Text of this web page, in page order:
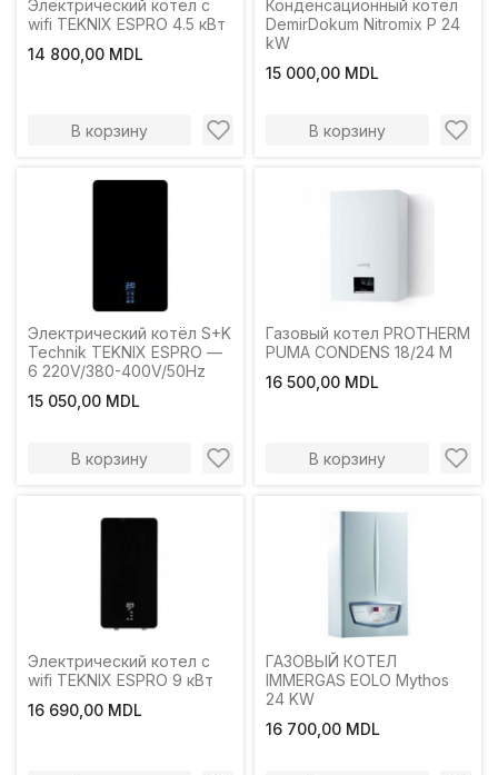
Электрический котел c
wifi TEKNIX ESPRO 4.5 кВт
14 800,00 MDL
В корзину
Конденсационный котел
DemirDokum Nitromix P 24
kW
15 000,00 MDL
В корзину
Электрический котёл S+K
Technik TEKNIX ESPRO —
6 220V/380-400V/50Hz
15 050,00 MDL
В корзину
Газовый котел PROTHERM
PUMA CONDENS 18/24 M
16 500,00 MDL
В корзину
Электрический котел c
wifi TEKNIX ESPRO 9 кВт
16 690,00 MDL
ГАЗОВЫЙ КОТЕЛ
IMMERGAS EOLO Mythos
24 KW
16 700,00 MDL